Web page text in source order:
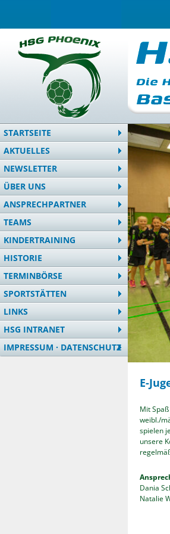
STARTSEITE
AKTUELLES
NEWSLETTER
ÜBER UNS
ANSPRECHPARTNER
TEAMS
KINDERTRAINING
HISTORIE
TERMINBÖRSE
SPORTSTÄTTEN
LINKS
HSG INTRANET
IMPRESSUM · DATENSCHUTZ
E-
Mit
weibl./
spielen
unsere
Dania
Natalie